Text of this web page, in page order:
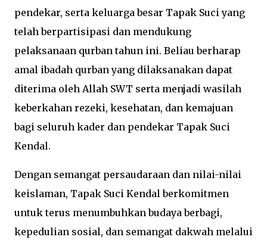
pendekar, serta keluarga besar Tapak Suci yang
telah berpartisipasi dan mendukung
pelaksanaan qurban tahun ini. Beliau berharap
amal ibadah qurban yang dilaksanakan dapat
diterima oleh Allah SWT serta menjadi wasilah
keberkahan rezeki, kesehatan, dan kemajuan
bagi seluruh kader dan pendekar Tapak Suci
Kendal.
Dengan semangat persaudaraan dan nilai-nilai
keislaman, Tapak Suci Kendal berkomitmen
untuk terus menumbuhkan budaya berbagi,
kepedulian sosial, dan semangat dakwah melalui